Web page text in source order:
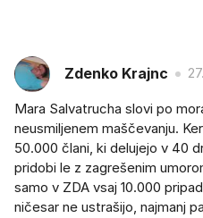
Zdenko Krajnc
Mara Salvatrucha slovi po
neusmiljenem maščevanju.
50.000 člani, ki delujejo v 40
pridobi le z zagrešenim
samo v ZDA vsaj 10.000
ničesar ne ustrašijo, najmanj